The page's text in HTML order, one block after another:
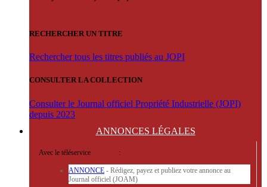
RECHERCHER UN TITRE
Rechercher tous les titres publiés au JOPI
CONSULTER LA COLLECTION
Consulter le Journal officiel Propriété Industrielle (JOPI)
depuis 2023
ANNONCES LÉGALES
Avec le téléservice :
ANNONCE - Rédigez, payez et publiez votre annonce au
Journal officiel (JOAM)